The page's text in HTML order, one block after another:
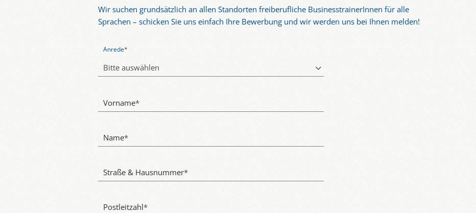
Wir suchen grundsätzlich an allen Standorten freiberufliche BusinesstrainerInnen für alle
Sprachen – schicken Sie uns einfach Ihre Bewerbung und wir werden uns bei Ihnen melden!
Anrede*
Bitte auswählen
Vorname*
Name*
Straße & Hausnummer*
Postleitzahl*